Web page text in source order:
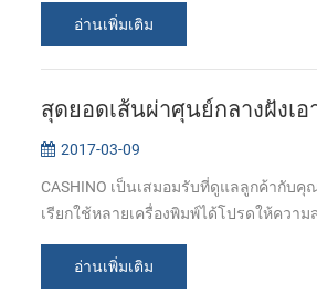
อ่านเพิ่มเติม
สุดยอดเส้นผ่าศุนย์กลางฝังเ
2017-03-09
CASHINO เป็นเสมอมรับที่ดูแลลูกค้ากับคุ
เรียกใช้หลายเครื่องพิมพ์ได้โปรดให้ควา
อ่านเพิ่มเติม